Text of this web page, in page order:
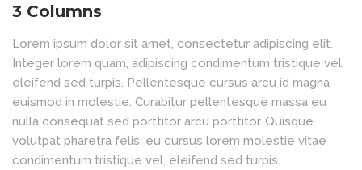
3 Columns
Lorem ipsum dolor sit amet, consectetur adipiscing elit.
Integer lorem quam, adipiscing condimentum tristique vel,
eleifend sed turpis. Pellentesque cursus arcu id magna
euismod in molestie. Curabitur pellentesque massa eu
nulla consequat sed porttitor arcu porttitor. Quisque
volutpat pharetra felis, eu cursus lorem molestie vitae
condimentum tristique vel, eleifend sed turpis.